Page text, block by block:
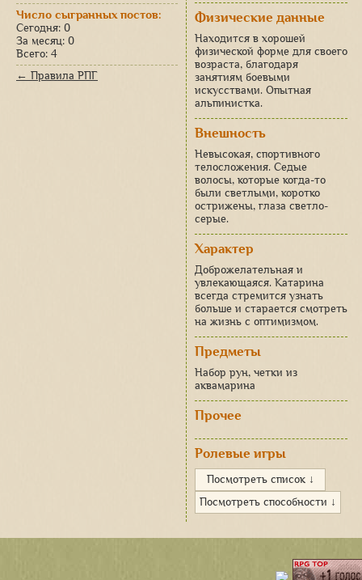
Число сыгранных постов:
Сегодня: 0
За месяц: 0
Всего: 4
← Правила РПГ
Физические данные
Находится в хорошей
физической форме для своего
возраста, благодаря
занятиям боевыми
искусствами. Опытная
альпинистка.
Внешность
Невысокая, спортивного
телосложения. Седые
волосы, которые когда-то
были светлыми, коротко
острижены, глаза светло-
серые.
Характер
Доброжелательная и
увлекающаяся. Катарина
всегда стремится узнать
больше и старается смотреть
на жизнь с оптимизмом.
Предметы
Набор рун, четки из
аквамарина
Прочее
Ролевые игры
Посмотреть список ↓
Посмотреть способности ↓